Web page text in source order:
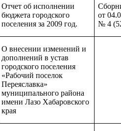
Отчет об исполнении
бюджета городского
поселения за 2009 год.
от
№ 4
О внесении изменений и
дополнений в устав
городского поселения
«Рабочий поселок
Переяславка»
муниципального района
имени Лазо Хабаровского
края